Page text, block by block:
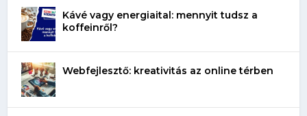
Kávé vagy energiaital: mennyit tudsz a
koffeinről?
Webfejlesztő: kreativitás az online térben